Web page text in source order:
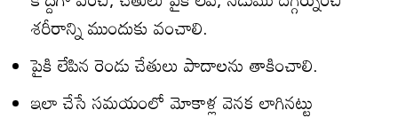
శరీరాన్ని ముందుకు వంచాలి.
పైకి లేపిన రెండు చేతులు పాదాలను తాకించాలి.
ఇలా చేసే సమయంలో మోకాళ్ల వెనక లాగినట్టు